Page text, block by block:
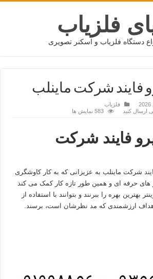
فلزیاب
دستگاه فلزیاب و اسکنر تصویری
فایند شرکت ماینلب
فلزیاب
ارسال کنید
583 نمایش ها
فایند شرکت
شرکت ماینلب به عزیزانی که به کار کاوشگری
های حرفه ای و همین طور تازه کار کمک می کند
بهترین بهره را ببرنند و بتوانند با استفاده از
اهداف ارزشمندی که مد نظرشان است، برسند.